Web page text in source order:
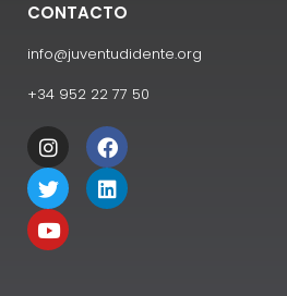
CONTACTO
info@juventudidente.org
+34 952 22 77 50